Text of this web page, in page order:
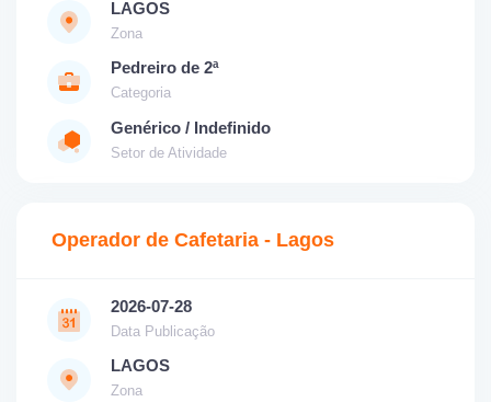
LAGOS
Zona
Pedreiro de 2ª
Categoria
Genérico / Indefinido
Setor de Atividade
Operador de Cafetaria - Lagos
2026-07-28
Data Publicação
LAGOS
Zona